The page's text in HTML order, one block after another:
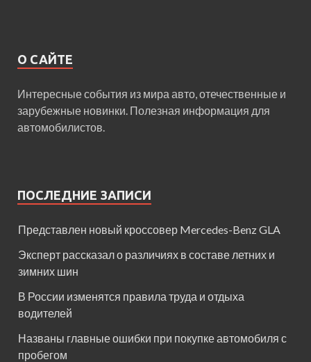
О САЙТЕ
Интересные события из мира авто, отечественные и
зарубежные новинки. Полезная информация для
автомобилистов.
ПОСЛЕДНИЕ ЗАПИСИ
Представлен новый кроссовер Mercedes-Benz GLA
Эксперт рассказал о различиях в составе летних и
зимних шин
В России изменятся правила труда и отдыха
водителей
Названы главные ошибки при покупке автомобиля с
пробегом